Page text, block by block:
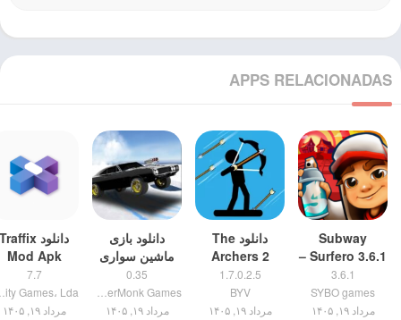
APPS RELACIONADAS
Subway
Surfero 3.6.1 –
موج سواران
مترو مود
3.6.1
SYBO games
مرداد ۱۹, ۱۴۰۵
دانلود The
Archers 2
v.1.7.0.2.5
نسخه مود شده
1.7.0.2.5
BYV
مرداد ۱۹, ۱۴۰۵
دانلود بازی
ماشین سواری
Drift 2 Drag
نسخه مود
اندروید
0.35
مرداد ۱۹, ۱۴۰۵
دانلود Traffix
Mod Apk
7.7 نسخه
شده
7.7
مرداد ۱۹, ۱۴۰۵